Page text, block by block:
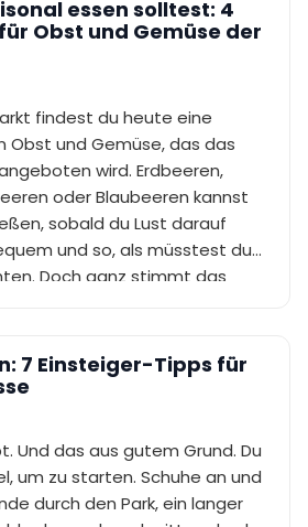
essen solltest: 4
Obst und Gemüse der
findest du heute eine
Obst und Gemüse, das das
wird. Erdbeeren,
oder Blaubeeren kannst
sobald du Lust darauf
und so, als müsstest du
Doch ganz stimmt das
auf wertvolle Vitamine
und
kommt, dass importiertes
dadurch eine schlechte
7 Einsteiger-Tipps für
Und das aus gutem Grund. Du
um zu starten. Schuhe an und
durch den Park, ein langer